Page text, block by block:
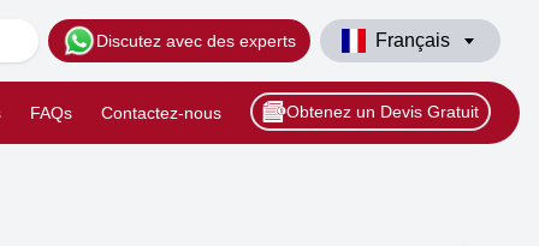
Discutez avec des experts Français
FAQs Contactez-nous Obtenez un Devis Gratuit